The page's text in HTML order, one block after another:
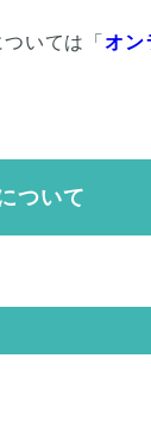
いては「 オン
ついて